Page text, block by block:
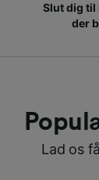
Slut dig til
der
Lad os